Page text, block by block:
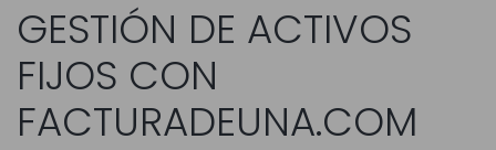
GESTIÓN DE ACTIVOS
FIJOS CON
FACTURADEUNA.COM